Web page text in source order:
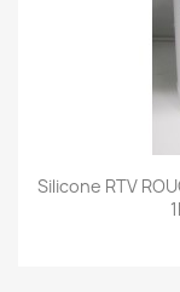
Silicone RTV